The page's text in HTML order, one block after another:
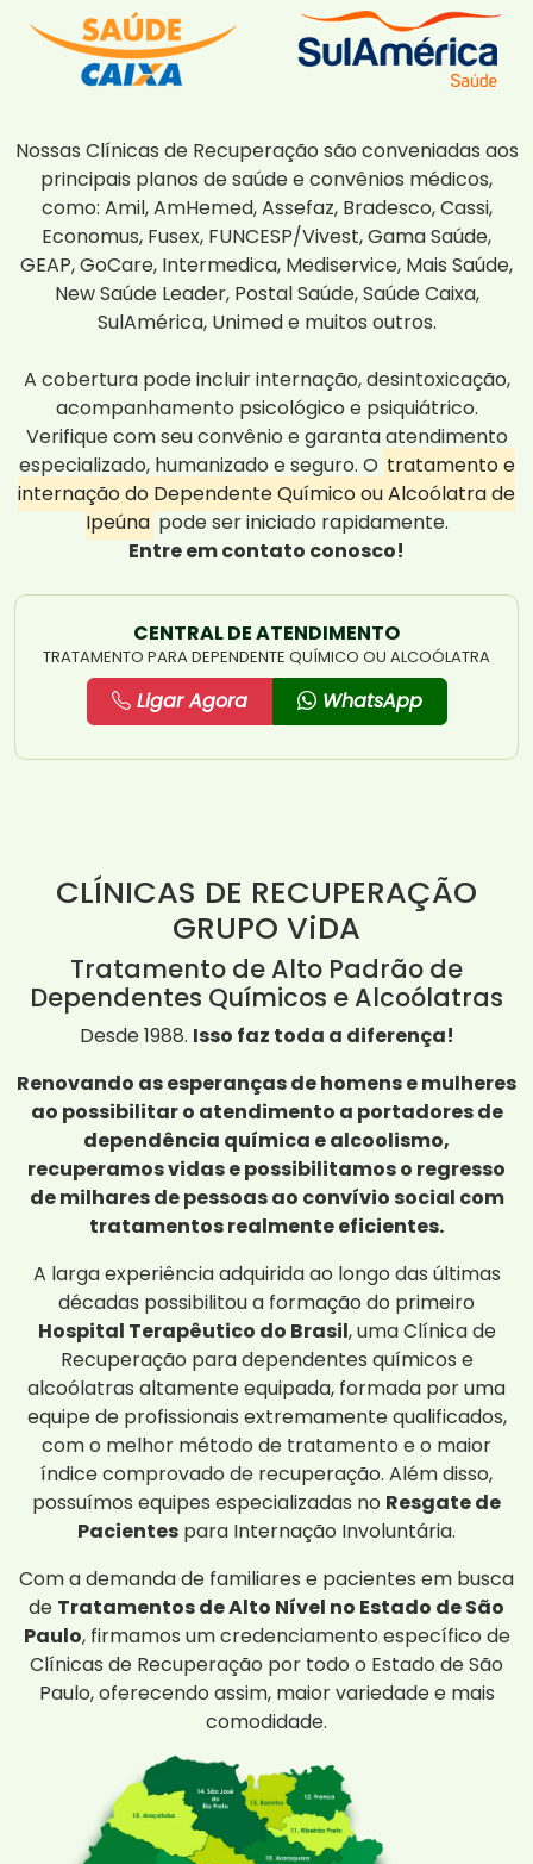
Nossas Clínicas de Recuperação são conveniadas aos
principais planos de saúde e convênios médicos,
como: Amil, AmHemed, Assefaz, Bradesco, Cassi,
Economus, Fusex, FUNCESP/Vivest, Gama Saúde,
GEAP, GoCare, Intermedica, Mediservice, Mais Saúde,
New Saúde Leader, Postal Saúde, Saúde Caixa,
SulAmérica, Unimed e muitos outros.
A cobertura pode incluir internação, desintoxicação,
acompanhamento psicológico e psiquiátrico.
Verifique com seu convênio e garanta atendimento
especializado, humanizado e seguro. O tratamento e
internação do Dependente Químico ou Alcoólatra de
Ipeúna pode ser iniciado rapidamente.
Entre em contato conosco!
CENTRAL DE ATENDIMENTO
TRATAMENTO PARA DEPENDENTE QUÍMICO OU ALCOÓLATRA
Ligar Agora WhatsApp
CLÍNICAS DE RECUPERAÇÃO
GRUPO ViDA
Tratamento de Alto Padrão de
Dependentes Químicos e Alcoólatras
Desde 1988. Isso faz toda a diferença!
Renovando as esperanças de homens e mulheres
ao possibilitar o atendimento a portadores de
dependência química e alcoolismo,
recuperamos vidas e possibilitamos o regresso
de milhares de pessoas ao convívio social com
tratamentos realmente eficientes.
A larga experiência adquirida ao longo das últimas
décadas possibilitou a formação do primeiro
Hospital Terapêutico do Brasil, uma Clínica de
Recuperação para dependentes químicos e
alcoólatras altamente equipada, formada por uma
equipe de profissionais extremamente qualificados,
com o melhor método de tratamento e o maior
índice comprovado de recuperação. Além disso,
possuímos equipes especializadas no Resgate de
Pacientes para Internação Involuntária.
Com a demanda de familiares e pacientes em busca
de Tratamentos de Alto Nível no Estado de São
Paulo, firmamos um credenciamento específico de
Clínicas de Recuperação por todo o Estado de São
Paulo, oferecendo assim, maior variedade e mais
comodidade.